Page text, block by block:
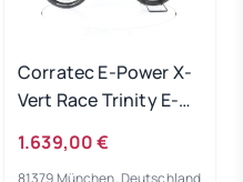
Corratec E-Power X-
Vert Race Trinity E-
1.639,00 €